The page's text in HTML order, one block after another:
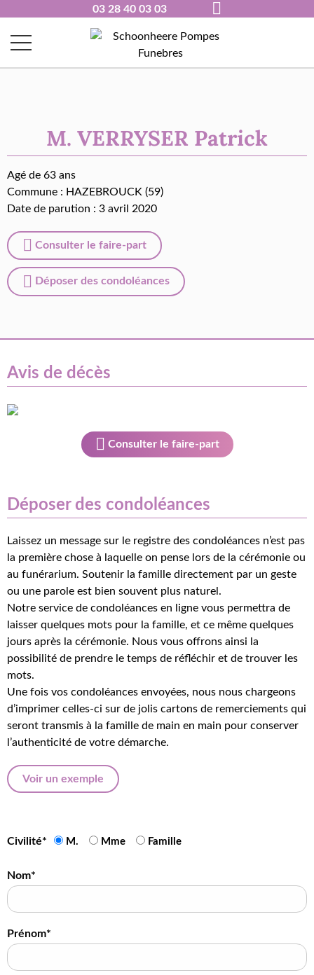
03 28 40 03 03
M. VERRYSER Patrick
Agé de 63 ans
Commune : HAZEBROUCK (59)
Date de parution : 3 avril 2020
Consulter le faire-part
Déposer des condoléances
Avis de décès
Consulter le faire-part
Déposer des condoléances
Laissez un message sur le registre des condoléances n’est pas
la première chose à laquelle on pense lors de la cérémonie ou
au funérarium. Soutenir la famille directement par un geste
ou une parole est bien souvent plus naturel.
Notre service de condoléances en ligne vous permettra de
laisser quelques mots pour la famille, et ce même quelques
jours après la cérémonie. Nous vous offrons ainsi la
possibilité de prendre le temps de réfléchir et de trouver les
mots.
Une fois vos condoléances envoyées, nous nous chargeons
d’imprimer celles-ci sur de jolis cartons de remerciements qui
seront transmis à la famille de main en main pour conserver
l’authenticité de votre démarche.
Voir un exemple
Civilité* M. Mme Famille
Nom*
Prénom*